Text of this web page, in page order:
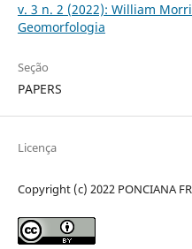
v. 3 n. 2 (2022): William
Geomorfologia
Seção
PAPERS
Licença
Copyright (c) 2022 PONCIANA